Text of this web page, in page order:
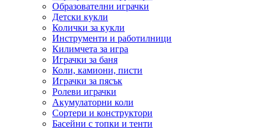
Образователни играчки
Детски кукли
Колички за кукли
Инструменти и работилници
Килимчета за игра
Играчки за баня
Коли, камиони, писти
Играчки за пясък
Ролеви играчки
Акумулаторни коли
Сортери и конструктори
Басейни с топки и тенти